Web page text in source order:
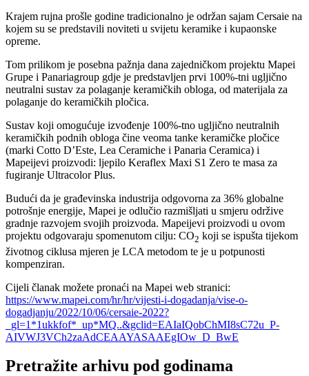
Krajem rujna prošle godine tradicionalno je održan sajam Cersaie na
kojem su se predstavili noviteti u svijetu keramike i kupaonske
opreme.
Tom prilikom je posebna pažnja dana zajedničkom projektu Mapei
Grupe i Panariagroup gdje je predstavljen prvi 100%-tni ugljično
neutralni sustav za polaganje keramičkih obloga, od materijala za
polaganje do keramičkih pločica.
Sustav koji omogućuje izvođenje 100%-tno ugljično neutralnih
keramičkih podnih obloga čine veoma tanke keramičke pločice
(marki Cotto D’Este, Lea Ceramiche i Panaria Ceramica) i
Mapeijevi proizvodi: ljepilo Keraflex Maxi S1 Zero te masa za
fugiranje Ultracolor Plus.
Budući da je građevinska industrija odgovorna za 36% globalne
potrošnje energije, Mapei je odlučio razmišljati u smjeru održive
gradnje razvojem svojih proizvoda. Mapeijevi proizvodi u ovom
projektu odgovaraju spomenutom cilju: CO2 koji se ispušta tijekom
životnog ciklusa mjeren je LCA metodom te je u potpunosti
kompenziran.
Cijeli članak možete pronaći na Mapei web stranici:
https://www.mapei.com/hr/hr/vijesti-i-dogadanja/vise-o-
dogadjanju/2022/10/06/cersaie-2022?
_gl=1*1ukkfof*_up*MQ..&gclid=EAIaIQobChMI8sC72u_P-
AIVWJ3VCh2zaAdCEAAYASAAEgIOw_D_BwE
Pretražite arhivu pod godinama